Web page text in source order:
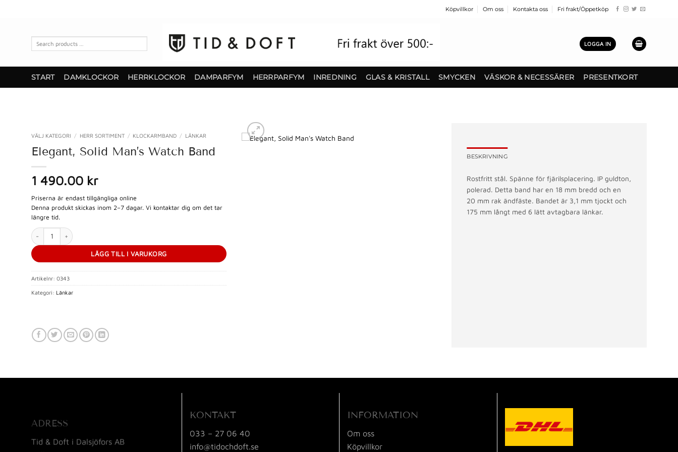
Köpvillkor Om oss Kontakta oss Fri frakt/Öppetköp
LOGGA IN
START DAMKLOCKOR HERRKLOCKOR DAMPARFYM HERRPARFYM INREDNING GLAS & KRISTALL SMYCKEN VÄSKOR & NECESSÄRER PRESENTKORT
VÄLJ KATEGORI / HERR SORTIMENT / KLOCKARMBAND / LÄNKAR
Elegant, Solid Man’s Watch Band
1 490.00 kr
Priserna är endast tillgängliga online
Denna produkt skickas inom 2–7 dagar. Vi kontaktar dig om det tar
längre tid.
Elegant, Solid Man's Watch Band mängd
LÄGG TILL I VARUKORG
Artikelnr: 0343
Kategori: Länkar
BESKRIVNING
Rostfritt stål. Spänne för fjärilsplacering. IP guldton,
polerad. Detta band har en 18 mm bredd och en
20 mm rak ändfäste. Bandet är 3,1 mm tjockt och
175 mm långt med 6 lätt avtagbara länkar.
ADRESS
Tid & Doft i Dalsjöfors AB
KONTAKT
033 – 27 06 40
info@tidochdoft.se
INFORMATION
Om oss
Köpvillkor